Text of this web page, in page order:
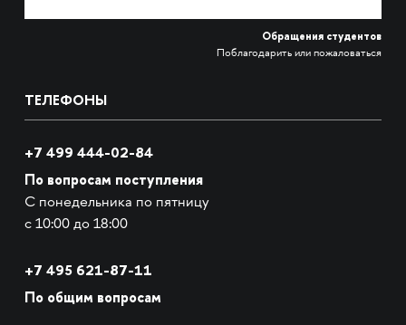
Обращения студентов
Поблагодарить или пожаловаться
ТЕЛЕФОНЫ
+7 499 444-02-84
По вопросам поступления
С понедельника по пятницу
с 10:00 до 18:00
+7 495 621-87-11
По общим вопросам